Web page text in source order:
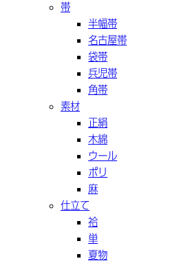
帯
半幅帯
名古屋帯
袋帯
兵児帯
角帯
素材
正絹
木綿
ウール
ポリ
麻
仕立て
袷
単
夏物